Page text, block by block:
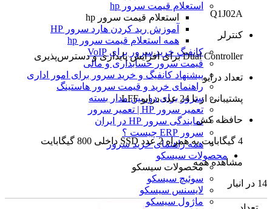
استعلام قیمت سرور hp
استعلام قیمت سرور hp
آموزش ريد كردن هارد سرور HP
همه استعلام قیمت سرور hp
کانفیگ خرید سرور برای VoIP
قیمت سرور حسابداری و مالی
پیشنهاد کانفیگ و خرید سرور برای امور اداری
راهنمای خرید و قیمت سرور هاستینگ
سرور برای دوربین مدار بسته
تعمیر سرور HP | تعمیر سرور
نمایندگی سرور HP در ایران
سرور ERP چیست ؟
همه راهنمای خرید سرور
محصولات سیسکو
محصولات سیسکو
سوئیچ سیسکو
لایسنس سیسکو
ماژول سیسکو
Q1J02A
کنترلر
Dual Controller برای افزایش پایداری و دسترس‌پذیری
تعداد درایو
پشتیبانی از تا 24 عدد درایو LFF
حافظه کش
4 گیگابایت به همراه 2 عدد SSD داخلی 800 گیگابایت
مشاهده همه
14 در انبار